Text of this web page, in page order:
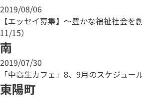
2019/08/06
【エッセイ募集】～豊かな福祉社会を
11/15）
南
2019/07/30
「中高生カフェ」8、9月のスケジュー
東陽町